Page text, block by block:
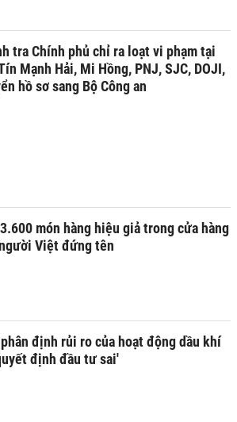
tra Chính phủ chỉ ra loạt vi phạm tại
Mạnh Hải, Mi Hồng, PNJ, SJC, DOJI,
hồ sơ sang Bộ Công an
món hàng hiệu giả trong cửa hàng
Việt đứng tên
định rủi ro của hoạt động dầu khí
định đầu tư sai'